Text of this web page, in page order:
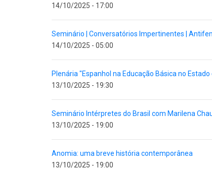
14/10/2025 - 17:00
Seminário | Conversatórios Impertinentes |
14/10/2025 - 05:00
Plenária "Espanhol na Educação Básica no
13/10/2025 - 19:30
Seminário Intérpretes do Brasil com Marilena
13/10/2025 - 19:00
Anomia: uma breve história contemporânea
13/10/2025 - 19:00